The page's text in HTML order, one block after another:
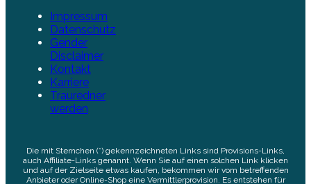
Impressum
Datenschutz
Gender
Disclaimer
Kontakt
Karriere
Trauredner
werden
Die mit Sternchen (*) gekennzeichneten Links sind Provisions-Links,
auch Affiliate-Links genannt. Wenn Sie auf einen solchen Link klicken
und auf der Zielseite etwas kaufen, bekommen wir vom betreffenden
Anbieter oder Online-Shop eine Vermittlerprovision. Es entstehen für